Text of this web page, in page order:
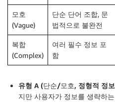
모호
(Vague)
단순 단어 조합, 문
법적으로 불완전
복합
(Complex)
여러 필수 정보 포
함
유형 A (단순/모호, 정형적 정보
지만 사용자가 정보를 생략하